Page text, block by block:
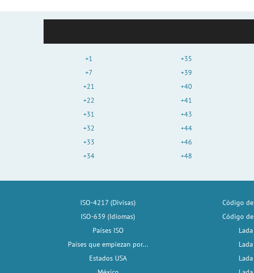
+1
+7
+21
+22
+31
+32
+33
+34
+35
+39
+40
+41
+43
+44
+46
+48
ISO-4217 (Divisas)
ISO-639 (Idiomas)
Países ISO
Países que empiezan por...
Estados USA
Código
Código